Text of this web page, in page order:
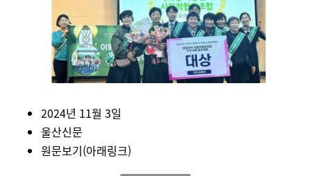
2024년 11월 3일
울산신문
원문보기(아래링크)